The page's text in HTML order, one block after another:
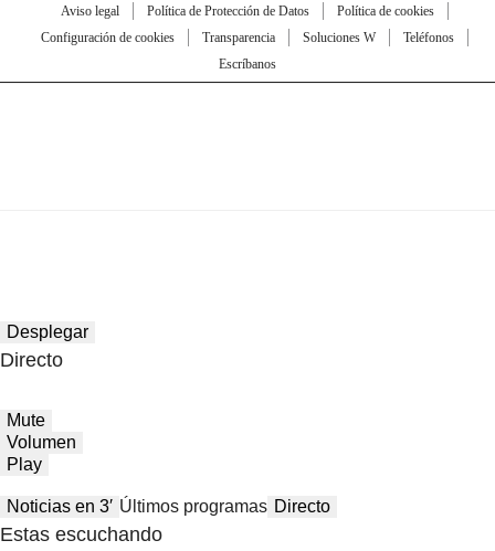
Aviso legal Política de Protección de Datos
Política de cookies
Configuración de cookies
Transparencia Soluciones W
Teléfonos
Escríbanos
Desplegar
Directo
Mute
Volumen
Play
Noticias en 3′ Últimos programas Directo
Estas escuchando